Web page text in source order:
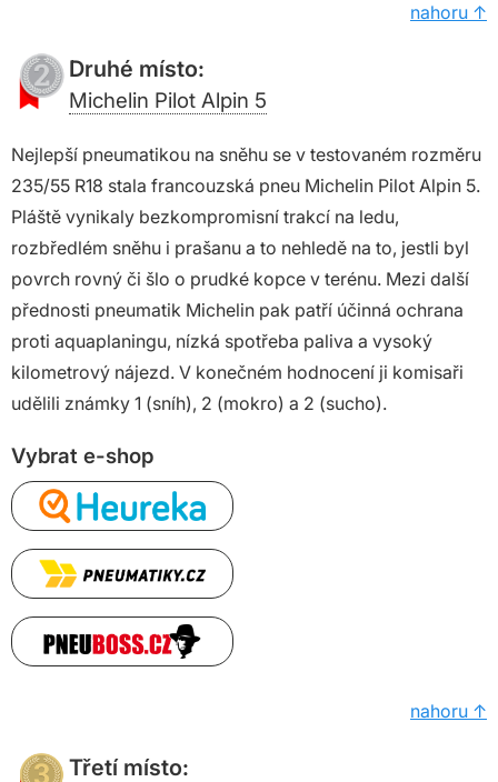
nahoru ↑
Druhé místo:
Michelin Pilot Alpin 5
Nejlepší pneumatikou na sněhu se v testovaném rozměru
235/55 R18 stala francouzská pneu Michelin Pilot Alpin 5.
Pláště vynikaly bezkompromisní trakcí na ledu,
rozbředlém sněhu i prašanu a to nehledě na to, jestli byl
povrch rovný či šlo o prudké kopce v terénu. Mezi další
přednosti pneumatik Michelin pak patří účinná ochrana
proti aquaplaningu, nízká spotřeba paliva a vysoký
kilometrový nájezd. V konečném hodnocení ji komisaři
udělili známky 1 (sníh), 2 (mokro) a 2 (sucho).
Vybrat e-shop
nahoru ↑
Třetí místo: